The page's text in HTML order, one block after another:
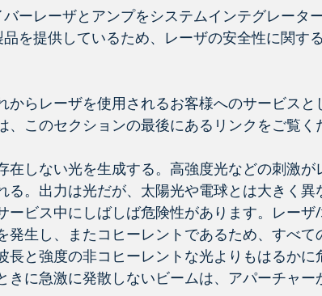
ーレーザとアンプをシステムインテグレータ
を提供しているため、レーザの安全性に関す
からレーザを使用されるお客様へのサービス
このセクションの最後にあるリンクをご覧く
在しない光を生成する。高強度光などの刺激
る。出力は光だが、太陽光や電球とは大きく
ビス中にしばしば危険性があります。レー
発生し、またコヒーレントであるため、すべ
長と強度の非コヒーレントな光よりもはるか
に急激に発散しないビームは、アパーチャー